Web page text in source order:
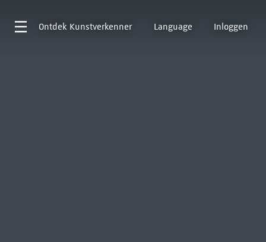
Ontdek Kunstverkenner Language Inloggen